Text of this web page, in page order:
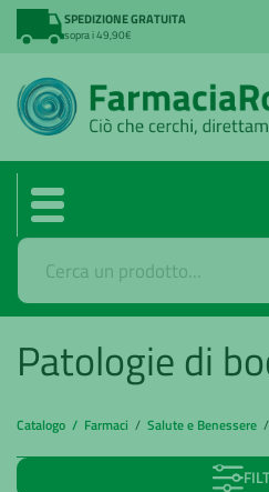
SPEDIZIONE GRATUITA
sopra i 49,90€
Patologie di
Catalogo / Farmaci / Salute e Benessere